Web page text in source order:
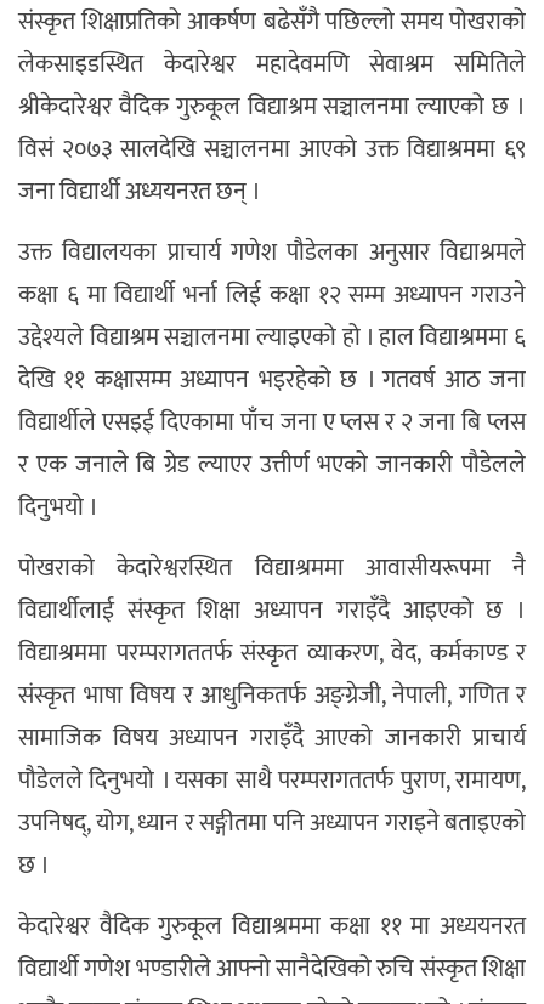
संस्कृत शिक्षाप्रतिको आकर्षण बढेसँगै पछिल्लो समय पोखराको
लेकसाइडस्थित केदारेश्वर महादेवमणि सेवाश्रम समितिले
श्रीकेदारेश्वर वैदिक गुरुकूल विद्याश्रम सञ्चालनमा ल्याएको छ ।
विसं २०७३ सालदेखि सञ्चालनमा आएको उक्त विद्याश्रममा ६९
जना विद्यार्थी अध्ययनरत छन् ।
उक्त विद्यालयका प्राचार्य गणेश पौडेलका अनुसार विद्याश्रमले
कक्षा ६ मा विद्यार्थी भर्ना लिई कक्षा १२ सम्म अध्यापन गराउने
उद्देश्यले विद्याश्रम सञ्चालनमा ल्याइएको हो । हाल विद्याश्रममा ६
देखि ११ कक्षासम्म अध्यापन भइरहेको छ । गतवर्ष आठ जना
विद्यार्थीले एसइई दिएकामा पाँच जना ए प्लस र २ जना बि प्लस
र एक जनाले बि ग्रेड ल्याएर उत्तीर्ण भएको जानकारी पौडेलले
दिनुभयो ।
पोखराको केदारेश्वरस्थित विद्याश्रममा आवासीयरूपमा नै
विद्यार्थीलाई संस्कृत शिक्षा अध्यापन गराइँदै आइएको छ ।
विद्याश्रममा परम्परागततर्फ संस्कृत व्याकरण, वेद, कर्मकाण्ड र
संस्कृत भाषा विषय र आधुनिकतर्फ अङ्ग्रेजी, नेपाली, गणित र
सामाजिक विषय अध्यापन गराइँदै आएको जानकारी प्राचार्य
पौडेलले दिनुभयो । यसका साथै परम्परागततर्फ पुराण, रामायण,
उपनिषद्, योग, ध्यान र सङ्गीतमा पनि अध्यापन गराइने बताइएको
छ ।
केदारेश्वर वैदिक गुरुकूल विद्याश्रममा कक्षा ११ मा अध्ययनरत
विद्यार्थी गणेश भण्डारीले आफ्नो सानैदेखिको रुचि संस्कृत शिक्षा